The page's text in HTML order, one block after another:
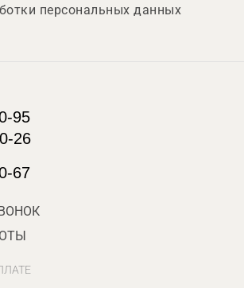
персональных данных
95
26
67